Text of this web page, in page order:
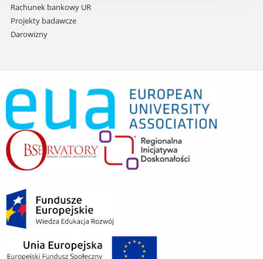
Rachunek bankowy UR
Projekty badawcze
Darowizny